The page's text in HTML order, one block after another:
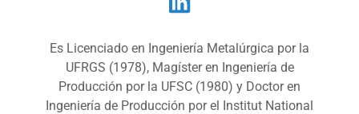
Es Licenciado en Ingeniería Metalúrgica por la
UFRGS (1978), Magíster en Ingeniería de
Producción por la UFSC (1980) y Doctor en
Ingeniería de Producción por el Institut National